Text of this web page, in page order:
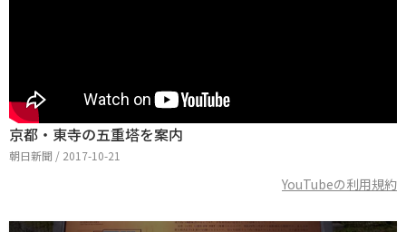
京都・東寺の五重塔を案内
朝日新聞 / 2017-10-21
YouTubeの利用規約